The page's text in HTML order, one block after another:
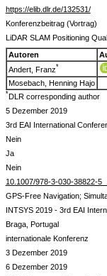
https://elib.dlr.de/132531/
Konferenzbeitrag (Vortrag)
LiDAR SLAM Positioning
Autoren
Andert, Franz*
Mosebach, Henning Hajo
*DLR corresponding author
5 Dezember 2019
3rd EAI International
Nein
Ja
Nein
10.1007/978-3-030-38822-
GPS-Free Navigation;
INTSYS 2019 - 3rd EAI
Braga, Portugal
internationale Konferenz
3 Dezember 2019
6 Dezember 2019